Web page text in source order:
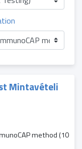
method
Mintavételi
method (10